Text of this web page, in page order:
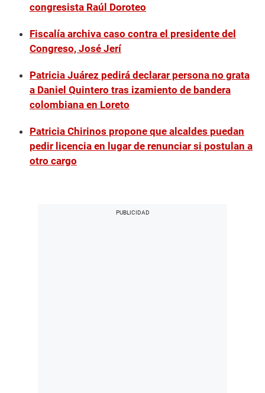
congresista Raúl Doroteo
Fiscalía archiva caso contra el presidente del
Congreso, José Jerí
Patricia Juárez pedirá declarar persona no grata
a Daniel Quintero tras izamiento de bandera
colombiana en Loreto
Patricia Chirinos propone que alcaldes puedan
pedir licencia en lugar de renunciar si postulan a
otro cargo